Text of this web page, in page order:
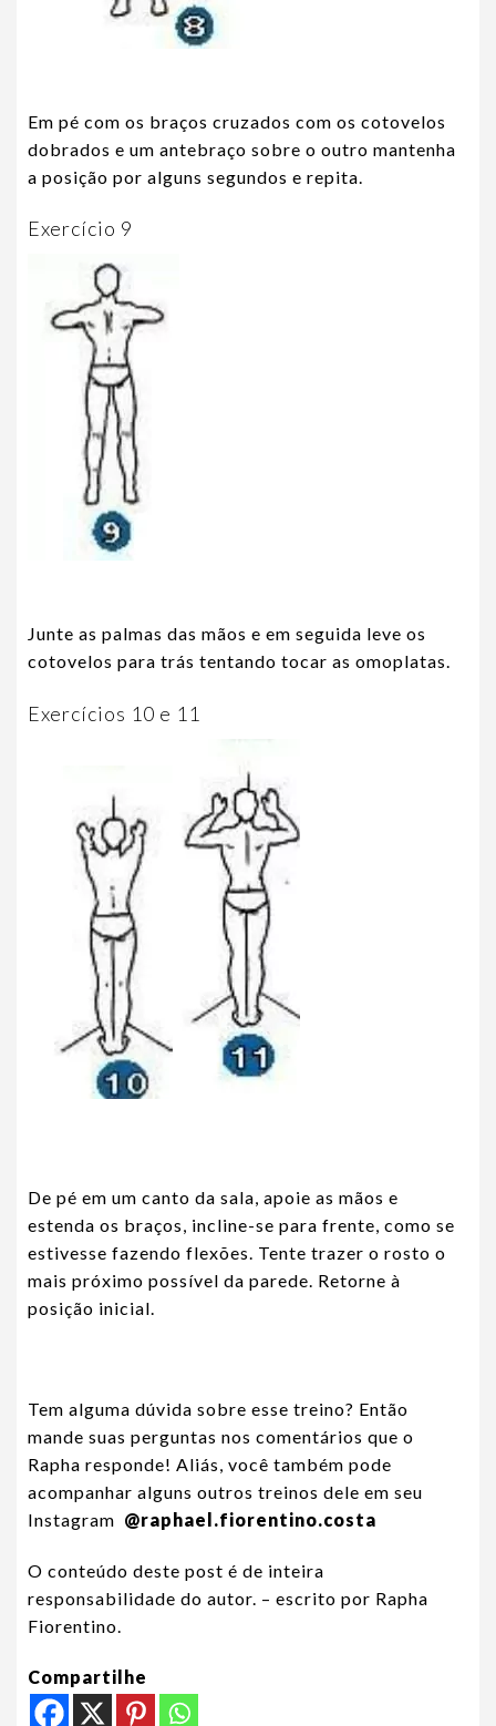
Em pé com os braços cruzados com os cotovelos
dobrados e um antebraço sobre o outro mantenha
a posição por alguns segundos e repita.
Exercício 9
Junte as palmas das mãos e em seguida leve os
cotovelos para trás tentando tocar as omoplatas.
Exercícios 10 e 11
De pé em um canto da sala, apoie as mãos e
estenda os braços, incline-se para frente, como se
estivesse fazendo flexões. Tente trazer o rosto o
mais próximo possível da parede. Retorne à
posição inicial.
Tem alguma dúvida sobre esse treino? Então
mande suas perguntas nos comentários que o
Rapha responde! Aliás, você também pode
acompanhar alguns outros treinos dele em seu
Instagram @raphael.fiorentino.costa
O conteúdo deste post é de inteira
responsabilidade do autor. – escrito por Rapha
Fiorentino.
Compartilhe